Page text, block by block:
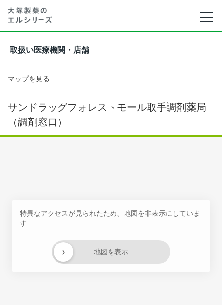
取扱い医療機関・店舗
マップを見る
サンドラッグフォレストモール取手調剤薬局
（調剤窓口）
特異なアクセスが見られたため、地図を非表示にしていま
す
地図を表示
›